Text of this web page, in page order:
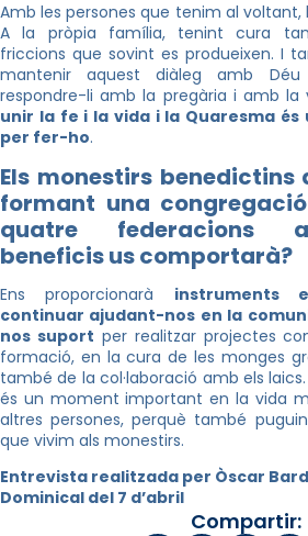
Amb les persones que tenim al voltant,
A la pròpia família, tenint cura
friccions que sovint es produeixen. I
mantenir aquest diàleg amb Déu
respondre-li amb la pregària i amb la
unir la fe i la vida i la Quaresma
per fer-ho.
Els monestirs benedictins
formant una
quatre federacions
beneficis us comportarà?
Ens proporcionarà instruments
continuar ajudant-nos en la
nos suport per realitzar projectes
formació, en la cura de les monges
també de la col·laboració amb els
és un moment important en la vida
altres persones, perquè també
que vivim als monestirs.
Entrevista realitzada per Òscar
Dominical del 7 d’abril
Compartir: